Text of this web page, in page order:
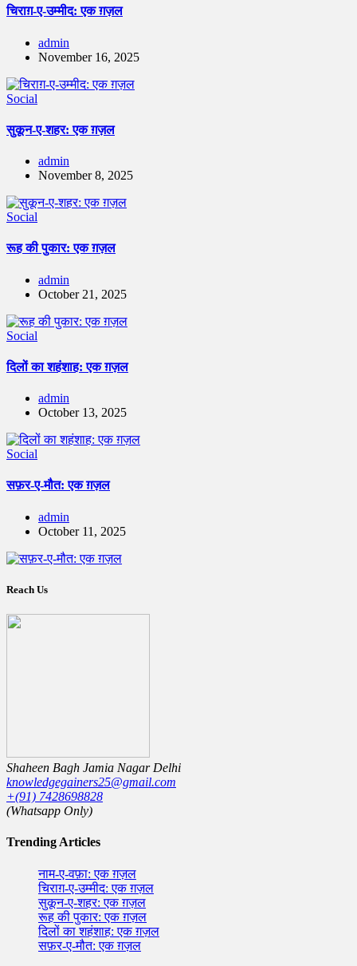
चिराग़-ए-उम्मीद: एक ग़ज़ल
admin
November 16, 2025
Social
सुकून-ए-शहर: एक ग़ज़ल
admin
November 8, 2025
Social
रूह की पुकार: एक ग़ज़ल
admin
October 21, 2025
Social
दिलों का शहंशाह: एक ग़ज़ल
admin
October 13, 2025
Social
सफ़र-ए-मौत: एक ग़ज़ल
admin
October 11, 2025
Reach Us
Shaheen Bagh Jamia Nagar Delhi
knowledgegainers25@gmail.com
+(91) 7428698828
(Whatsapp Only)
Trending Articles
नाम-ए-वफ़ा: एक ग़ज़ल
चिराग़-ए-उम्मीद: एक ग़ज़ल
सुकून-ए-शहर: एक ग़ज़ल
रूह की पुकार: एक ग़ज़ल
दिलों का शहंशाह: एक ग़ज़ल
सफ़र-ए-मौत: एक ग़ज़ल